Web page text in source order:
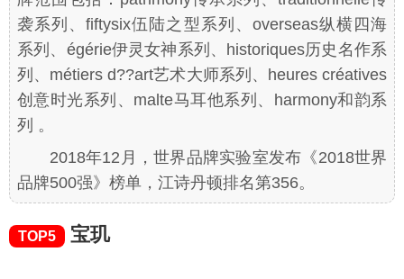
袭系列、fiftysix伍陆之型系列、overseas纵横四海
系列、égérie伊灵女神系列、historiques历史名作系
列、métiers d??art艺术大师系列、heures créatives
创意时光系列、malte马耳他系列、harmony和韵系
列 。
2018年12月，世界品牌实验室发布《2018世界
品牌500强》榜单，江诗丹顿排名第356。
TOP5 宝玑